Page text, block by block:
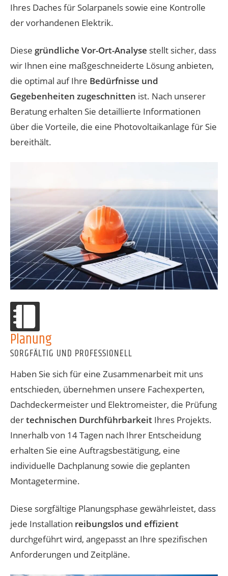
Ihres Daches für Solarpanels sowie eine Kontrolle
der vorhandenen Elektrik.
Diese gründliche Vor-Ort-Analyse stellt sicher, dass
wir Ihnen eine maßgeschneiderte Lösung anbieten,
die optimal auf Ihre Bedürfnisse und
Gegebenheiten zugeschnitten ist. Nach unserer
Beratung erhalten Sie detaillierte Informationen
über die Vorteile, die eine Photovoltaikanlage für Sie
bereithält.
Planung
SORGFÄLTIG UND PROFESSIONELL
Haben Sie sich für eine Zusammenarbeit mit uns
entschieden, übernehmen unsere Fachexperten,
Dachdeckermeister und Elektromeister, die Prüfung
dertechnischen Durchführbarkeit Ihres Projekts.
Innerhalb von 14 Tagen nach Ihrer Entscheidung
erhalten Sie eine Auftragsbestätigung, eine
individuelle Dachplanung sowie die geplanten
Montagetermine.
Diese sorgfältige Planungsphase gewährleistet, dass
jede Installation reibungslos und effizient
durchgeführt wird, angepasst an Ihre spezifischen
Anforderungen und Zeitpläne.